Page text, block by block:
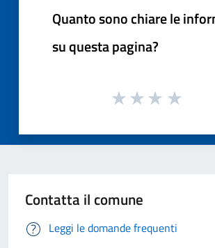
Quanto sono chiare le
su questa pagina?
Contatta il comune
Leggi le domande frequenti